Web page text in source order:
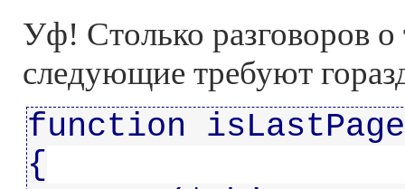
Уф! Столько разговоров
следующие требуют
function
{